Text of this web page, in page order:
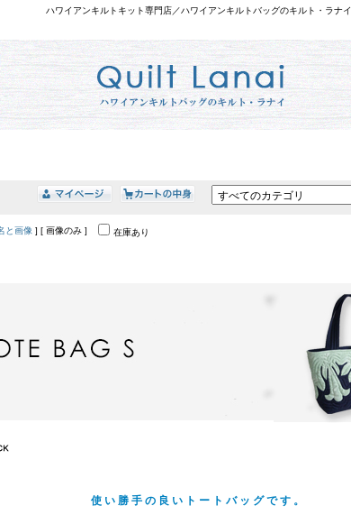
ハワイアンキルトキット専門店／ハワイアンキルトバッグのキルト・ラナイ
と画像 ] [ 画像のみ ] 在庫あり
使い勝手の良いトートバッグです。